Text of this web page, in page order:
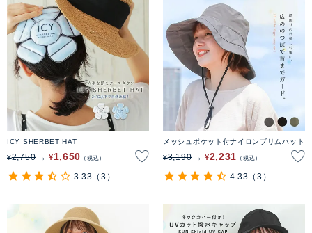
ICY SHERBET HAT
¥2,750 ¥1,650 税込
3.33 （3）
メッシュポケット付ナイロンブリムハット
¥3,190 ¥2,231 税込
4.33 （3）